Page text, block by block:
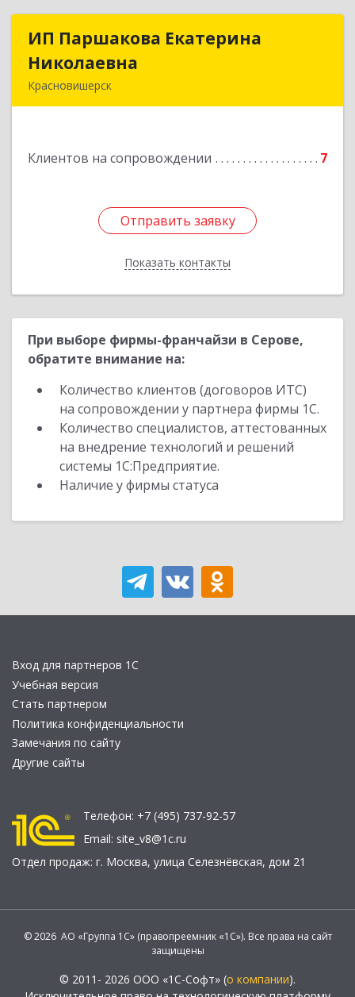
ИП Паршакова Екатерина
Николаевна
Красновишерск
Клиентов на сопровождении 7
Отправить заявку
Показать контакты
ИП Паршакова Екатерина
Подробнее
Отправить заявку
Назад
При выборе фирмы-франчайзи в Серове,
обратите внимание на:
Количество клиентов (договоров ИТС)
на сопровождении у партнера фирмы 1С.
Количество специалистов, аттестованных
на внедрение технологий и решений
системы 1С:Предприятие.
Наличие у фирмы статуса
Вход для партнеров 1С
Учебная версия
Стать партнером
Политика конфиденциальности
Замечания по сайту
Другие сайты
Телефон: +7 (495) 737-92-57
Email: site_v8@1c.ru
Отдел продаж: г. Москва, улица Селезнёвская, дом 21
© 2026 АО «Группа 1С» (правопреемник «1С»). Все права на сайт
защищены
© 2011- 2026 ООО «1С-Софт» (о компании).